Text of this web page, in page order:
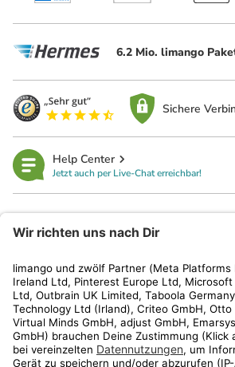
6.2 Mio. limango
Sichere
Help Center
Jetzt auch per Live-Chat erreichbar!
Kundenservice
Shop
Aktionen